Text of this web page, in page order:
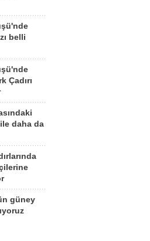
belli
Çadırı
daha da
güney